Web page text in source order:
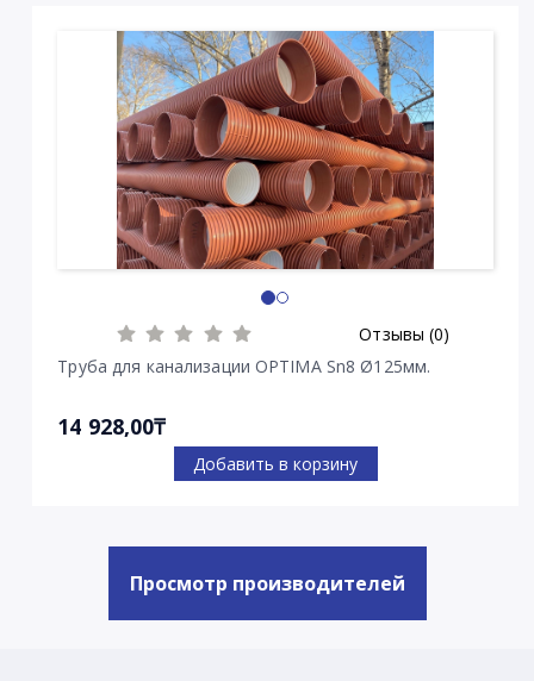
Отзывы (0)
Труба для канализации OPTIMA Sn8 Ø125мм.
14 928,00₸
Добавить в корзину
Просмотр производителей